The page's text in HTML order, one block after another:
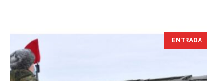
ENTRADA